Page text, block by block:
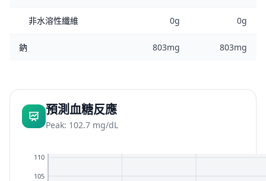
非水溶性纖維 0g 0g
鈉 803mg 803mg
預測血糖反應
Peak: 102.7 mg/dL
105
110